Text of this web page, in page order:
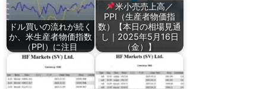
ドル買いの流れが続く
か、米生産者物価指数
（PPI）に注目
米小売売上高／
PPI（生産者物価指
数）【本日の相場見通
し｜2025年5月16日
（金）】